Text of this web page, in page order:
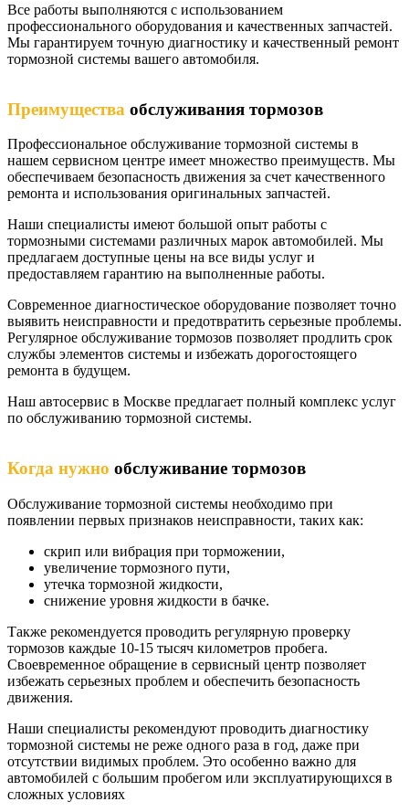
Все работы выполняются с использованием
профессионального оборудования и качественных запчастей.
Мы гарантируем точную диагностику и качественный ремонт
тормозной системы вашего автомобиля.
Преимущества обслуживания тормозов
Профессиональное обслуживание тормозной системы в
нашем сервисном центре имеет множество преимуществ. Мы
обеспечиваем безопасность движения за счет качественного
ремонта и использования оригинальных запчастей.
Наши специалисты имеют большой опыт работы с
тормозными системами различных марок автомобилей. Мы
предлагаем доступные цены на все виды услуг и
предоставляем гарантию на выполненные работы.
Современное диагностическое оборудование позволяет точно
выявить неисправности и предотвратить серьезные проблемы.
Регулярное обслуживание тормозов позволяет продлить срок
службы элементов системы и избежать дорогостоящего
ремонта в будущем.
Наш автосервис в Москве предлагает полный комплекс услуг
по обслуживанию тормозной системы.
Когда нужно обслуживание тормозов
Обслуживание тормозной системы необходимо при
появлении первых признаков неисправности, таких как:
скрип или вибрация при торможении,
увеличение тормозного пути,
утечка тормозной жидкости,
снижение уровня жидкости в бачке.
Также рекомендуется проводить регулярную проверку
тормозов каждые 10-15 тысяч километров пробега.
Своевременное обращение в сервисный центр позволяет
избежать серьезных проблем и обеспечить безопасность
движения.
Наши специалисты рекомендуют проводить диагностику
тормозной системы не реже одного раза в год, даже при
отсутствии видимых проблем. Это особенно важно для
автомобилей с большим пробегом или эксплуатирующихся в
сложных условиях